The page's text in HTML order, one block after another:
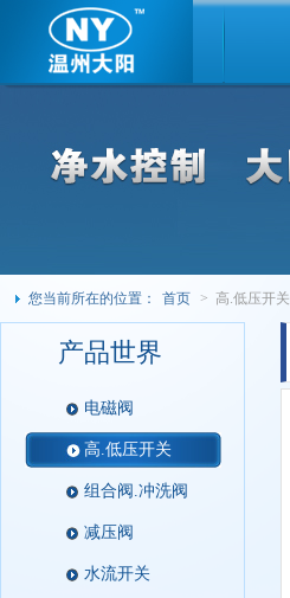
您当前所在的位置： 首页 > 高.低压开关
产品世界
电磁阀
高.低压开关
组合阀.冲洗阀
减压阀
水流开关